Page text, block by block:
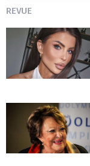
REVUE